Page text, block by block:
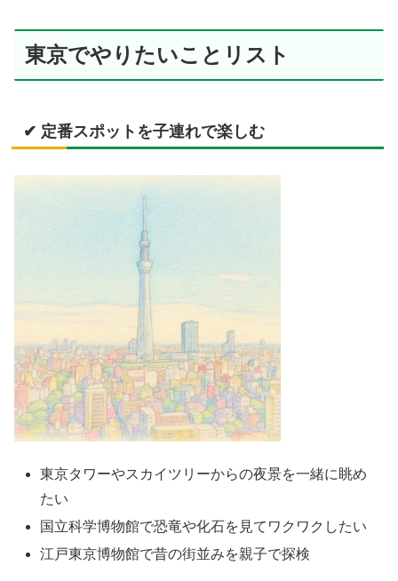
東京でやりたいことリスト
✔ 定番スポットを子連れで楽しむ
東京タワーやスカイツリーからの夜景を一緒に眺め
たい
国立科学博物館で恐竜や化石を見てワクワクしたい
江戸東京博物館で昔の街並みを親子で探検